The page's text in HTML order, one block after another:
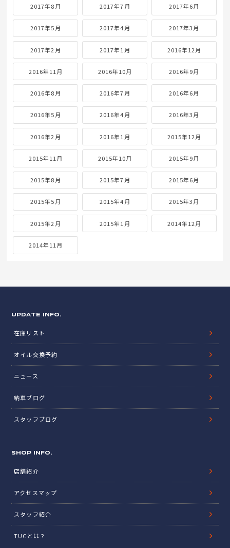
2017年8月 2017年7月 2017年6月
2017年5月 2017年4月 2017年3月
2017年2月 2017年1月 2016年12月
2016年11月 2016年10月 2016年9月
2016年8月 2016年7月 2016年6月
2016年5月 2016年4月 2016年3月
2016年2月 2016年1月 2015年12月
2015年11月 2015年10月 2015年9月
2015年8月 2015年7月 2015年6月
2015年5月 2015年4月 2015年3月
2015年2月 2015年1月 2014年12月
2014年11月
UPDATE INFO.
在庫リスト
オイル交換予約
ニュース
納車ブログ
スタッフブログ
SHOP INFO.
店舗紹介
アクセスマップ
スタッフ紹介
TUCとは？